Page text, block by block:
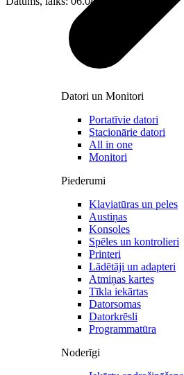
Datori un Monitori
Portatīvie datori
Stacionārie datori
All in one
Monitori
Piederumi
Klaviatūras un peles
Austiņas
Konsoles
Spēles un kontrolieri
Printeri
Lādētāji un adapteri
Atmiņas kartes
Tīkla iekārtas
Datorsomas
Datorkrēsli
Programmatūra
Noderīgi